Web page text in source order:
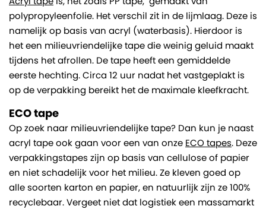
polypropyleenfolie. Het verschil zit in de lijmlaag. Deze is
namelijk op basis van acryl (waterbasis). Hierdoor is
het een milieuvriendelijke tape die weinig geluid maakt
tijdens het afrollen. De tape heeft een gemiddelde
eerste hechting. Circa 12 uur nadat het vastgeplakt is
op de verpakking bereikt het de maximale kleefkracht.
ECO tape
Op zoek naar milieuvriendelijke tape? Dan kun je naast
acryl tape ook gaan voor een van onze ECO tapes. Deze
verpakkingstapes zijn op basis van cellulose of papier
en niet schadelijk voor het milieu. Ze kleven goed op
alle soorten karton en papier, en natuurlijk zijn ze 100%
recyclebaar. Vergeet niet dat logistiek een massamarkt